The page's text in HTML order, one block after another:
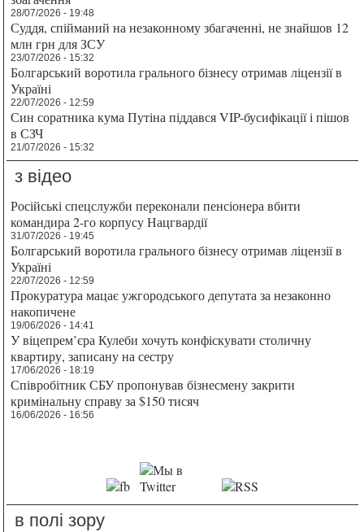
28/07/2026 - 19:48
Суддя, спійманий на незаконному збагаченні, не знайшов 12
млн грн для ЗСУ
23/07/2026 - 15:32
Болгарський воротила грального бізнесу отримав ліцензії в
Україні
22/07/2026 - 12:59
Син соратника кума Путіна піддався VIP-бусифікації і пішов
в СЗЧ
21/07/2026 - 15:32
з відео
Російські спецслужби переконали пенсіонера вбити
командира 2-го корпусу Нацгвардії
31/07/2026 - 19:45
Болгарський воротила грального бізнесу отримав ліцензії в
Україні
22/07/2026 - 12:59
Прокуратура мацає ужгородського депутата за незаконно
накопичене
19/06/2026 - 14:41
У віцепрем’єра Кулеби хочуть конфіскувати столичну
квартиру, записану на сестру
17/06/2026 - 18:19
Співробітник СБУ пропонував бізнесмену закрити
кримінальну справу за $150 тисяч
16/06/2026 - 16:56
в полі зору